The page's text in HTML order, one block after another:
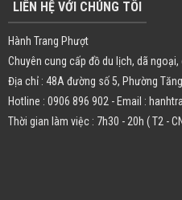
LIÊN HỆ VỚI CHÚNG TÔI
Hành Trang Phượt
Chuyên cung cấp đồ du lịch, dã ngoại,
Địa chỉ : 48A đường số 5, Phường Tăng
Hotline : 0906 896 902 - Email :
Thời gian làm việc : 7h30 - 20h ( T2 -